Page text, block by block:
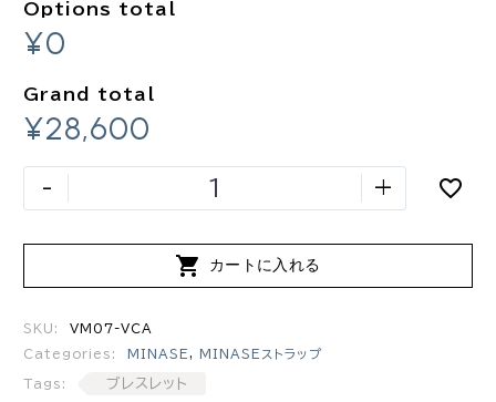
Options total
¥0
Grand total
¥28,600
- +
 カートに入れる
SKU: VM07-VCA
Categories: MINASE, MINASEストラップ
Tags: ブレスレット